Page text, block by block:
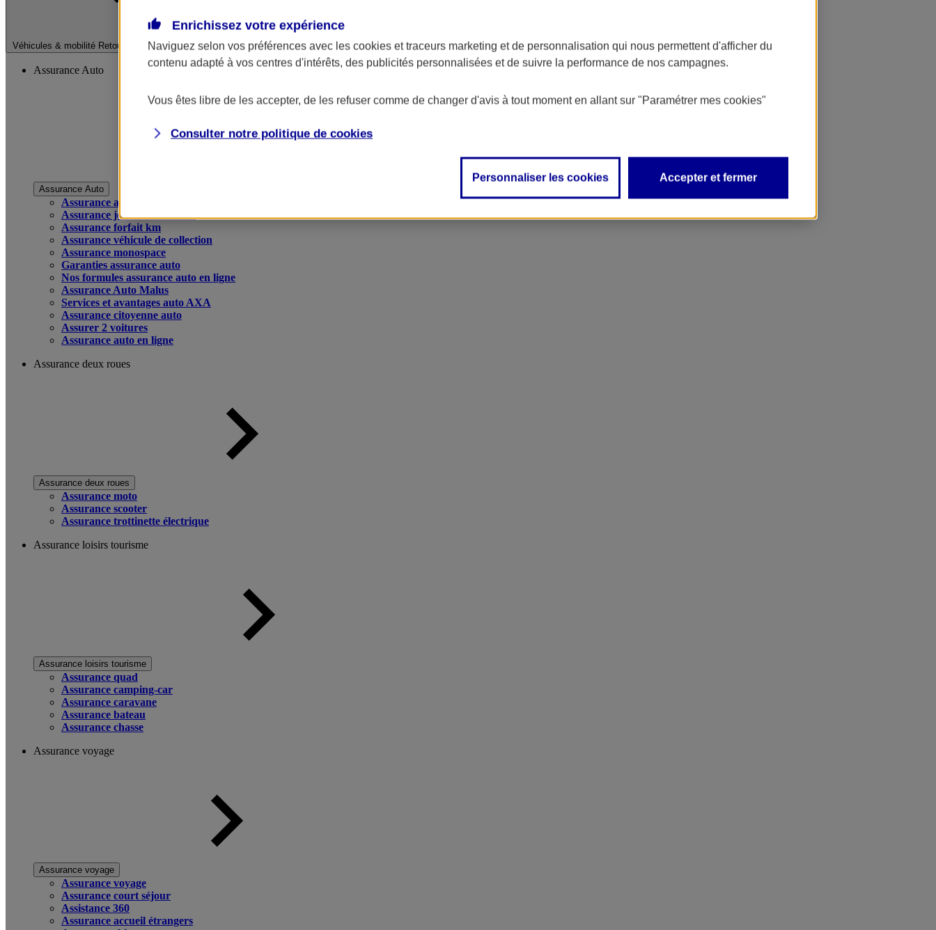
Véhicules & mobilité Retour à la section précédente
Fermer le menu principal
Assurance Auto
Assurance Auto
Assurance auto
Assurance jeune conducteur
Assurance forfait km
Assurance véhicule de collection
Assurance monospace
Garanties assurance auto
Nos formules assurance auto en ligne
Assurance Auto Malus
Services et avantages auto AXA
Assurance citoyenne auto
Assurer 2 voitures
Assurance auto en ligne
Assurance deux roues
Assurance deux roues
Assurance moto
Assurance scooter
Assurance trottinette électrique
Assurance loisirs tourisme
Assurance loisirs tourisme
Assurance quad
Assurance camping-car
Assurance caravane
Assurance bateau
Assurance chasse
Assurance voyage
Assurance voyage
Assurance voyage
Assurance court séjour
Assistance 360
Assurance accueil étrangers
Enrichissez votre expérience
Naviguez selon vos préférences avec les cookies et traceurs marketing et de personnalisation qui nous permettent d'afficher du
contenu adapté à vos centres d'intérêts, des publicités personnalisées et de suivre la performance de nos campagnes.
Vous êtes libre de les accepter, de les refuser comme de changer d'avis à tout moment en allant sur "Paramétrer mes cookies"
Consulter notre politique de cookies
Personnaliser les cookies Accepter et fermer